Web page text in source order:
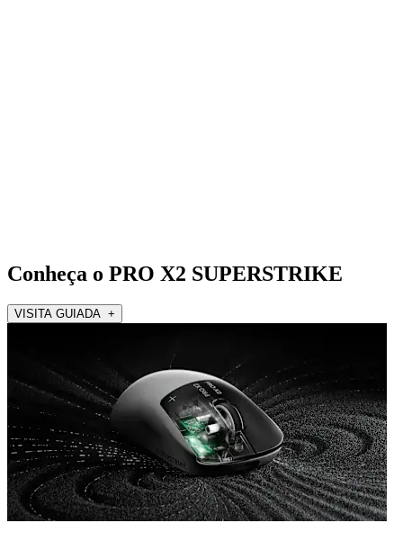
Conheça o PRO X2 SUPERSTRIKE
VISITA GUIADA +